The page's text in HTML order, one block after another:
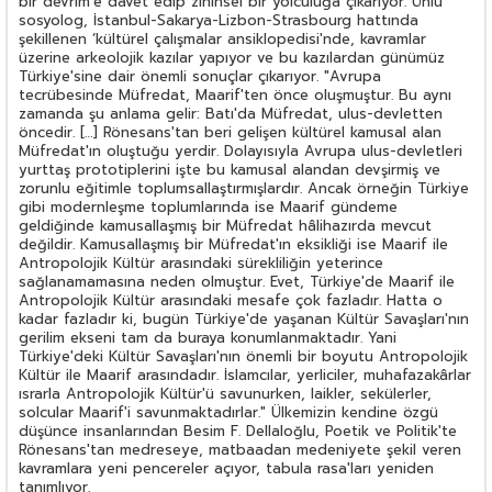
sosyolog, İstanbul-Sakarya-Lizbon-Strasbourg hattında
şekillenen ‘kültürel çalışmalar ansiklopedisi'nde, kavramlar
üzerine arkeolojik kazılar yapıyor ve bu kazılardan günümüz
Türkiye'sine dair önemli sonuçlar çıkarıyor. "Avrupa
tecrübesinde Müfredat, Maarif'ten önce oluşmuştur. Bu aynı
zamanda şu anlama gelir: Batı'da Müfredat, ulus-devletten
öncedir. […] Rönesans'tan beri gelişen kültürel kamusal alan
Müfredat'ın oluştuğu yerdir. Dolayısıyla Avrupa ulus-devletleri
yurttaş prototiplerini işte bu kamusal alandan devşirmiş ve
zorunlu eğitimle toplumsallaştırmışlardır. Ancak örneğin Türkiye
gibi modernleşme toplumlarında ise Maarif gündeme
geldiğinde kamusallaşmış bir Müfredat hâlihazırda mevcut
değildir. Kamusallaşmış bir Müfredat'ın eksikliği ise Maarif ile
Antropolojik Kültür arasındaki sürekliliğin yeterince
sağlanamamasına neden olmuştur. Evet, Türkiye'de Maarif ile
Antropolojik Kültür arasındaki mesafe çok fazladır. Hatta o
kadar fazladır ki, bugün Türkiye'de yaşanan Kültür Savaşları'nın
gerilim ekseni tam da buraya konumlanmaktadır. Yani
Türkiye'deki Kültür Savaşları'nın önemli bir boyutu Antropolojik
Kültür ile Maarif arasındadır. İslamcılar, yerliciler, muhafazakârlar
ısrarla Antropolojik Kültür'ü savunurken, laikler, sekülerler,
solcular Maarif'i savunmaktadırlar." Ülkemizin kendine özgü
düşünce insanlarından Besim F. Dellaloğlu, Poetik ve Politik'te
Rönesans'tan medreseye, matbaadan medeniyete şekil veren
kavramlara yeni pencereler açıyor, tabula rasa'ları yeniden
tanımlıyor.